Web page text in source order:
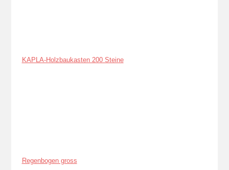
KAPLA-Holzbaukasten 200 Steine
Regenbogen gross